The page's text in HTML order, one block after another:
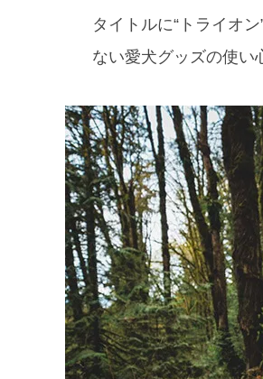
タイトルに“トライオ
ない愛犬グッズの使い